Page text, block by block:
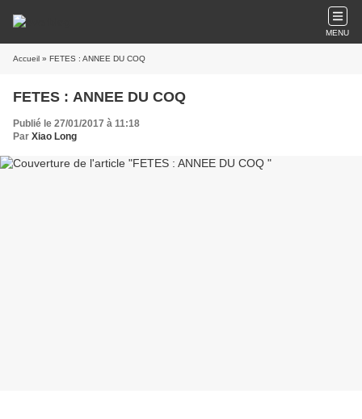
MENU
Accueil » FETES : ANNEE DU COQ
FETES : ANNEE DU COQ
Publié le 27/01/2017 à 11:18
Par Xiao Long